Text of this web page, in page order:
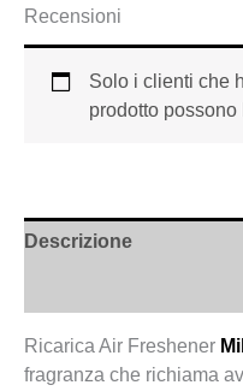
Recensioni
Solo i clienti che
prodotto
Descrizione
Ricarica Air Freshener
fragranza che richiama